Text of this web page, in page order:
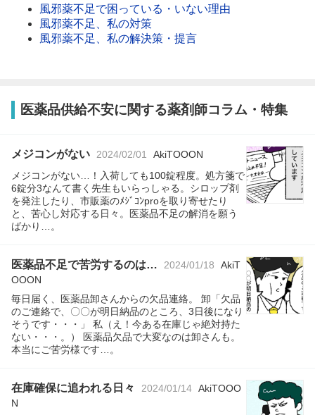
風邪薬不足で困っている・いない理由
風邪薬不足、私の対策
風邪薬不足、私の解決策・提言
医薬品供給不安に関する薬剤師コラム・特集
メジコンがない 2024/02/01 AkiTOOON
メジコンがない…！入荷しても100錠程度。処方箋で
6錠分3なんて書く先生もいらっしゃる。シロップ剤
を発注したり、市販薬のﾒｼﾞｺﾝproを取り寄せたり
と、苦心し対応する日々。医薬品不足の解消を願う
ばかり…。
医薬品不足で苦労するのは… 2024/01/18
AkiT
OOON
毎日届く、医薬品卸さんからの欠品連絡。 卸「欠品
のご連絡で、〇〇が明日納品のところ、3日後になり
そうです・・・」 私（え！今ある在庫じゃ絶対持た
ない・・・。） 医薬品欠品で大変なのは卸さんも。
本当にご苦労様です…。
在庫確保に追われる日々 2024/01/14 AkiTOOO
N